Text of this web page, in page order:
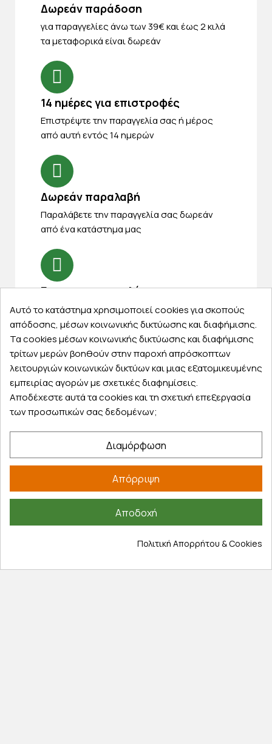
Δωρεάν παράδοση
για παραγγελίες άνω των 39€ και έως 2 κιλά
τα μεταφορικά είναι δωρεάν
14 ημέρες για επιστροφές
Eπιστρέψτε την παραγγελία σας ή μέρος
από αυτή εντός 14 ημερών
Δωρεάν παραλαβή
Παραλάβετε την παραγγελία σας δωρεάν
από ένα κατάστημα μας
Express αποστολές
Κάντε σήμερα την παραγγελία σας και
παραλάβετε αύριο στην πόρτα σας
Εξυπηρέτηση πελατών
Τρόποι παραγγελίας
Έξοδα αποστολής
Επικοινωνία
Αυτό το κατάστημα χρησιμοποιεί cookies για σκοπούς
απόδοσης, μέσων κοινωνικής δικτύωσης και διαφήμισης.
Τα cookies μέσων κοινωνικής δικτύωσης και διαφήμισης
τρίτων μερών βοηθούν στην παροχή απρόσκοπτων
λειτουργιών κοινωνικών δικτύων και μιας εξατομικευμένης
εμπειρίας αγορών με σχετικές διαφημίσεις.
Αποδέχεστε αυτά τα cookies και τη σχετική επεξεργασία
των προσωπικών σας δεδομένων;
Διαμόρφωση
Απόρριψη
Αποδοχή
Πολιτική Απορρήτου & Cookies